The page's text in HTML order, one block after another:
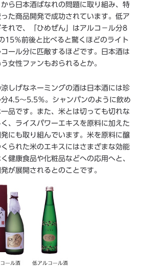
ら日本酒ばなれの問題に取り組み、特
た商品開発で成功されています。低ア
れで、「ひめぜん」はアルコ－ル分8
15％前後と比べると驚くほどのライト
ール分に匹敵するほどです。日本酒は
女性ファンもおられるとか。
涼しげなネーミングの酒は日本酒には珍
分4.5～5.5％。シャンパンのように飲め
品です。また、米とは切っても切れな
、ライスパワーエキスを原料に加えた
発にも取り組んでいます。米を原料に醸
られた米のエキスにはさまざまな効能
健康食品や化粧品などへの応用へと、
が展開されるとのことです。